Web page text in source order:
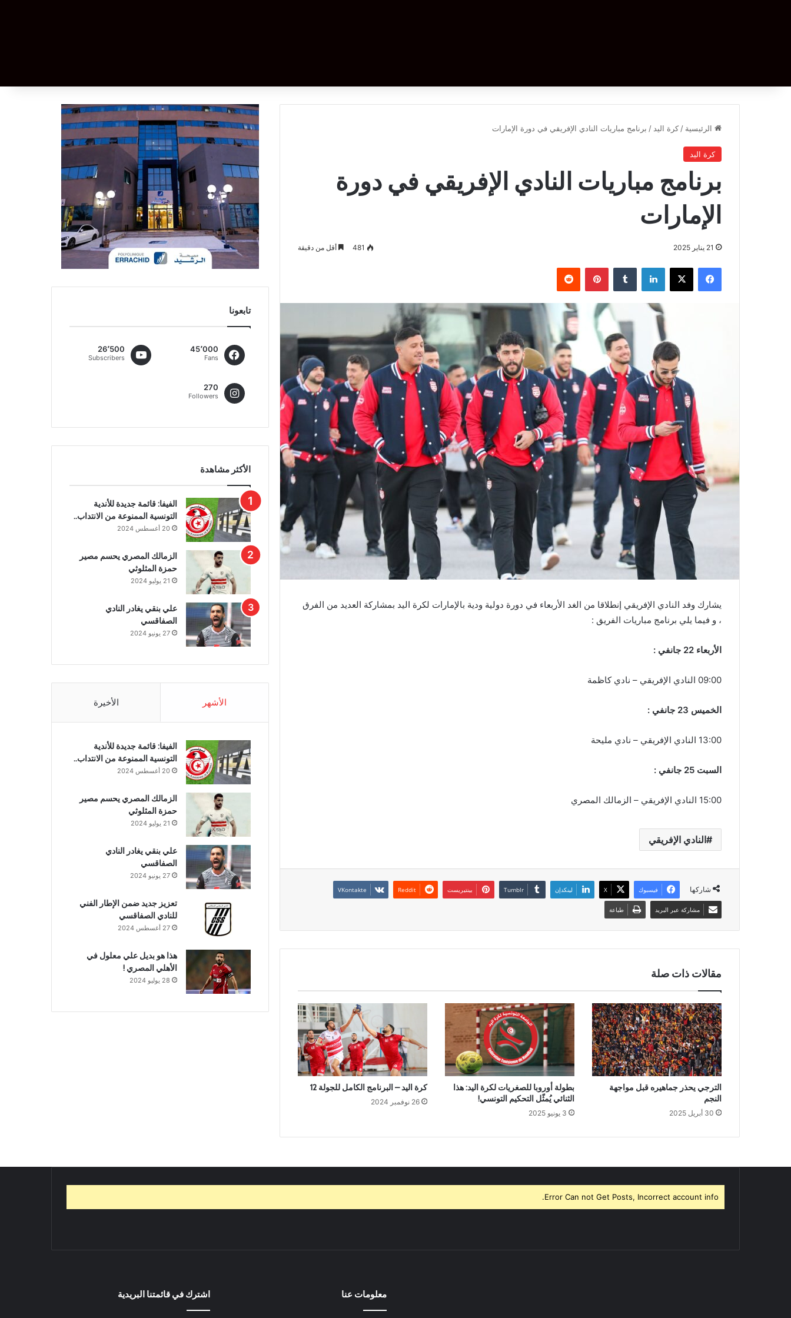
الرئيسية / كرة اليد / برنامج مباريات النادي الإفريقي في دورة الإمارات
كرة اليد
برنامج مباريات النادي الإفريقي في دورة
الإمارات
21 يناير 2025 481 أقل من دقيقة
فيسبوك ‫X لينكدإن بينتيريست
يشارك وفد النادي الإفريقي إنطلاقا من الغد الأربعاء في دورة دولية ودية بالإمارات لكرة اليد بمشاركة العديد من الفرق
، و فيما يلي برنامج مباريات الفريق :
الأربعاء 22 جانفي :
09:00 النادي الإفريقي – نادي كاظمة
الخميس 23 جانفي :
13:00 النادي الإفريقي – نادي مليحة
السبت 25 جانفي :
15:00 النادي الإفريقي – الزمالك المصري
النادي الإفريقي
شاركها فيسبوك ‫X لينكدإن بينتيريست
مشاركة عبر البريد طباعة
مقالات ذات صلة
الترجي يحذر جماهيره قبل مواجهة
النجم
30 أبريل 2025
بطولة أوروبا للصغريات لكرة اليد: هذا
الثنائي يُمثّل التحكيم التونسي!
3 يونيو 2025
كرة اليد – البرنامج الكامل للجولة 12
26 نوفمبر 2024
تابعونا
45٬000
Fans
26٬500
Subscribers
270
Followers
الأكثر مشاهدة
الفيفا: قائمة جديدة للأندية
التونسية الممنوعة من الانتداب..
20 أغسطس 2024
الزمالك المصري يحسم مصير
حمزة المثلوثي
21 يوليو 2024
علي بنقي يغادر النادي
الصفاقسي
27 يونيو 2024
الأشهر الأخيرة
الفيفا: قائمة جديدة للأندية
التونسية الممنوعة من الانتداب..
20 أغسطس 2024
الزمالك المصري يحسم مصير
حمزة المثلوثي
21 يوليو 2024
علي بنقي يغادر النادي
الصفاقسي
27 يونيو 2024
تعزيز جديد ضمن الإطار الفني
للنادي الصفاقسي
27 أغسطس 2024
هذا هو بديل علي معلول في
الأهلي المصري !
28 يوليو 2024
Error Can not Get Posts, Incorrect account info.
معلومات عنا اشترك في قائمتنا البريدية